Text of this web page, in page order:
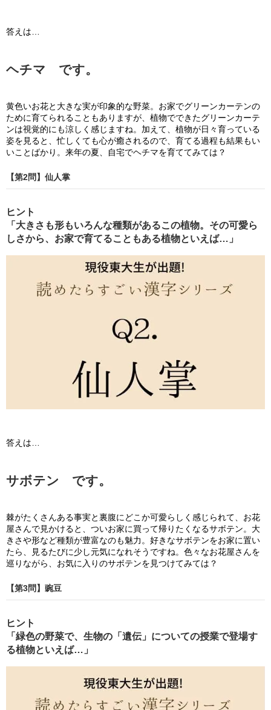
答えは…
ヘチマ です。
黄色いお花と大きな実が印象的な野菜。お家でグリーンカーテンの
ために育てられることもありますが、植物でできたグリーンカーテ
ンは視覚的にも涼しく感じますね。加えて、植物が日々育っている
姿を見ると、忙しくても心が癒されるので、育てる過程も結果もい
いことばかり。来年の夏、自宅でヘチマを育ててみては？
【第2問】仙人掌
ヒント
「大きさも形もいろんな種類があるこの植物。その可愛ら
しさから、お家で育てることもある植物といえば…」
答えは…
サボテン です。
棘がたくさんある事実と裏腹にどこか可愛らしく感じられて、お花
屋さんで見かけると、ついお家に買って帰りたくなるサボテン。大
きさや形など種類が豊富なのも魅力。好きなサボテンをお家に置い
たら、見るたびに少し元気になれそうですね。色々なお花屋さんを
巡りながら、お気に入りのサボテンを見つけてみては？
【第3問】豌豆
ヒント
「緑色の野菜で、生物の「遺伝」についての授業で登場す
る植物といえば…」